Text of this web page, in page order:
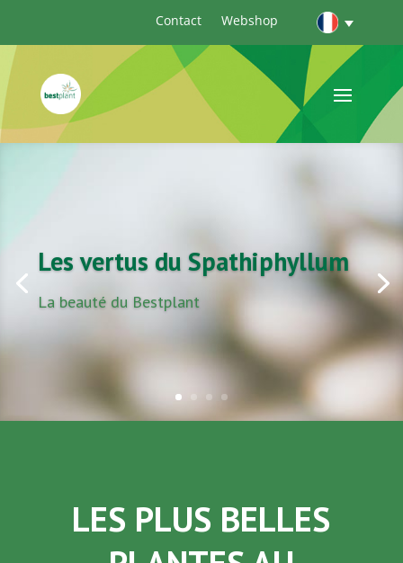
Contact Webshop
Les vertus du Spathiphyllum
La beauté du Bestplant
LES PLUS BELLES